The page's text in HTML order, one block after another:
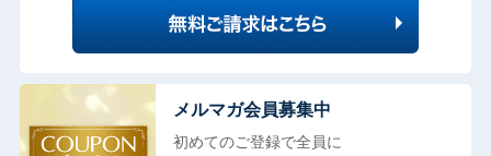
メルマガ会員募集中
初めてのご登録で全員に